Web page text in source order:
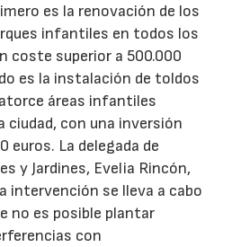
es la renovación de los
infantiles en todos los
coste superior a 500.000
es la instalación de toldos
áreas infantiles
ciudad, con una inversión
euros. La delegada de
y Jardines, Evelia Rincón,
intervención se lleva a cabo
no es posible plantar
con